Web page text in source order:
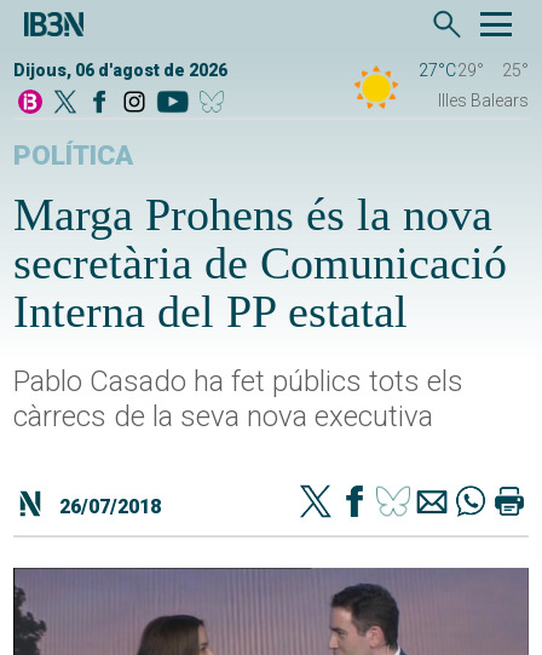
Dijous, 06 d'agost de 2026 27°C29°
25°
Illes Balears
POLÍTICA
Marga Prohens és la nova
secretària de Comunicació
Interna del PP estatal
Pablo Casado ha fet públics tots els
càrrecs de la seva nova executiva
26/07/2018